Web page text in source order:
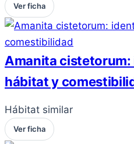
Ver ficha
Amanita
hábitat y
Hábitat similar
Ver ficha